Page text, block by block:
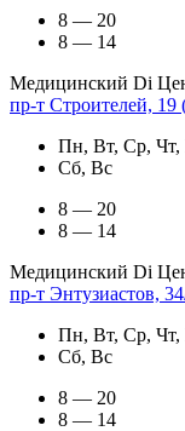
8 — 20
8 — 14
Медицинский Di
пр-т Строителей,
Пн, Вт, Ср, Чт,
Сб, Вс
8 — 20
8 — 14
Медицинский Di
пр-т Энтузиастов,
Пн, Вт, Ср, Чт,
Сб, Вс
8 — 20
8 — 14